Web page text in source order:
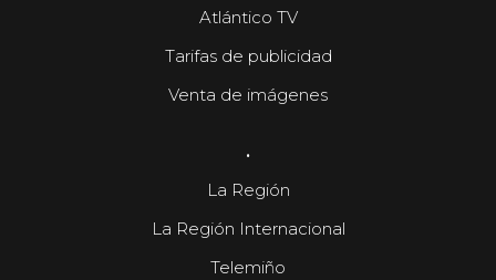
Atlántico TV
Tarifas de publicidad
Venta de imágenes
.
La Región
La Región Internacional
Telemiño